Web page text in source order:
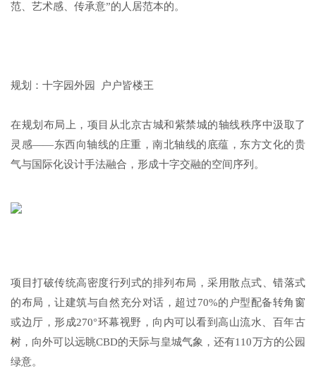
范、艺术感、传承意”的人居范本的。
规划：十字园外园 户户皆楼王
在规划布局上，项目从北京古城和紫禁城的轴线秩序中汲取了
灵感——东西向轴线的庄重，南北轴线的底蕴，东方文化的贵
气与国际化设计手法融合，形成十字交融的空间序列。
项目打破传统高密度行列式的排列布局，采用散点式、错落式
的布局，让建筑与自然充分对话，超过70%的户型配备转角窗
或边厅，形成270°环幕视野，向内可以看到高山流水、百年古
树，向外可以远眺CBD的天际与皇城气象，还有110万方的公园
绿意。